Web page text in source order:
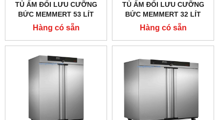
TỦ ẤM ĐỐI LƯU CƯỠNG
BỨC MEMMERT 53 LÍT
MODEL:IF55PLUS
Hàng có sẵn
TỦ ẤM ĐỐI LƯU CƯỠNG
BỨC MEMMERT 32 LÍT
MODEL:IF30PLUS
Hàng có sẵn